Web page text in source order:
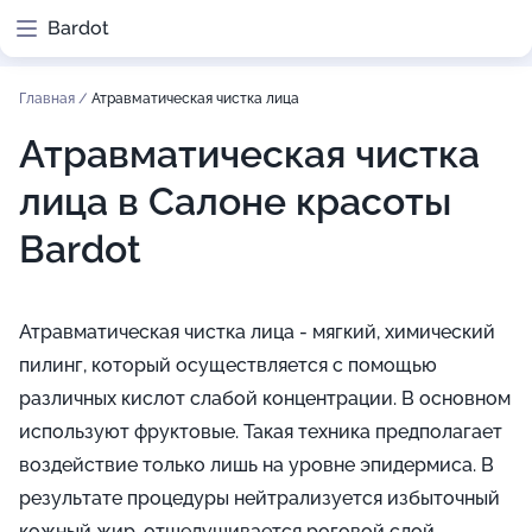
Bardot
Главная / Атравматическая чистка лица
Атравматическая чистка
лица в Салоне красоты
Bardot
Атравматическая чистка лица - мягкий, химический
пилинг, который осуществляется с помощью
различных кислот слабой концентрации. В основном
используют фруктовые. Такая техника предполагает
воздействие только лишь на уровне эпидермиса. В
результате процедуры нейтрализуется избыточный